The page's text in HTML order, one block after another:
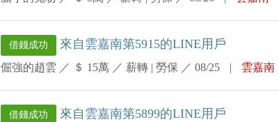
借錢成功 來自雲嘉南第5915的LINE用戶
倔強的趙雲 ／ ＄ 15萬 ／ 薪轉 | 勞保 ／ 08/25 | 雲嘉南
借錢成功 來自雲嘉南第5899的LINE用戶